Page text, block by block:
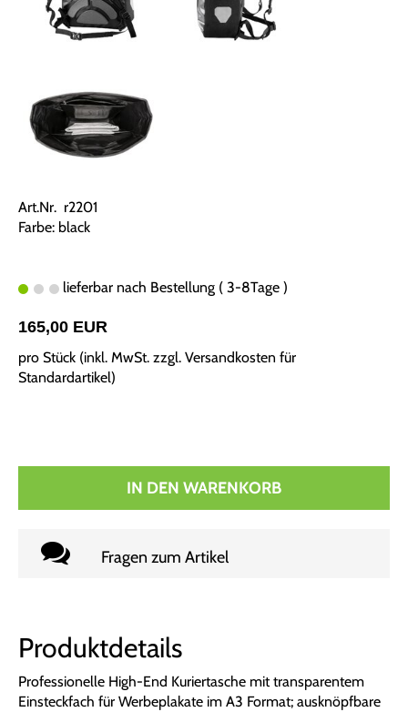
Art.Nr. r2201
Farbe: black
lieferbar nach Bestellung ( 3-8Tage )
165,00 EUR
pro Stück (inkl. MwSt. zzgl. Versandkosten für
Standardartikel)
IN DEN WARENKORB
Fragen zum Artikel
Produktdetails
Professionelle High-End Kuriertasche mit transparentem
Einsteckfach für Werbeplakate im A3 Format; ausknöpfbare